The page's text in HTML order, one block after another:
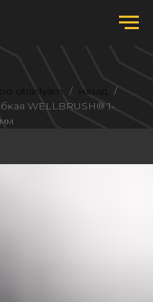
po otraslyam
назад
WELLBRUSH® 1-